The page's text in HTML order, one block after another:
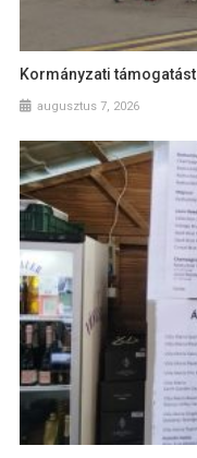
Kormányzati
augusztus 7, 2026